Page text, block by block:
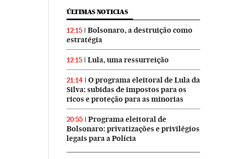
ÚLTIMAS NOTICIAS
12:15
Bolsonaro, a destruição como
estratégia
12:15 Lula, uma ressurreição
21:14
O programa eleitoral de Lula da
Silva: subidas de impostos para os
ricos e proteção para as minorias
20:55
Programa eleitoral de
Bolsonaro: privatizações e privilégios
legais para a Polícia